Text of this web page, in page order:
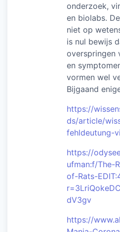
onderzoek,
en biolabs.
niet op
is nul bewijs
overspringen
en
vormen wel
Bijgaand
https://
ds/article/
fehldeutung-
https://
ufman:f/The-
of-Rats-
dV3gv
https://